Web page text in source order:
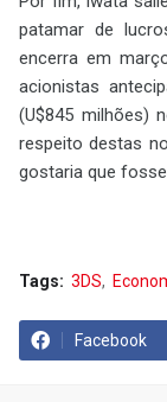
patamar de
encerra em
acionistas
(U$845 milhões)
respeito destas
gostaria que
Tags: 3DS
Facebook